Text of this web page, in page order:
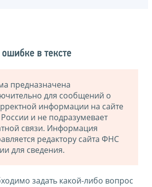
в тексте
предназначена
для сообщений о
информации на сайте
и не подразумевает
связи. Информация
редактору сайта ФНС
для сведения.
задать какой-либо вопрос